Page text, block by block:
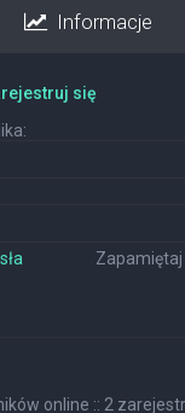
Informacje
się
online :: 2